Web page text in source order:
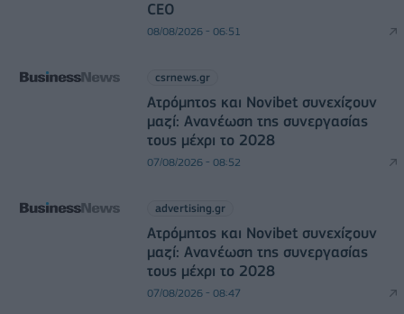
CEO
08/08/2026 - 06:51
csrnews.gr
Ατρόμητος και Novibet συνεχίζουν
μαζί: Ανανέωση της συνεργασίας
τους μέχρι το 2028
07/08/2026 - 08:52
advertising.gr
Ατρόμητος και Novibet συνεχίζουν
μαζί: Ανανέωση της συνεργασίας
τους μέχρι το 2028
07/08/2026 - 08:47